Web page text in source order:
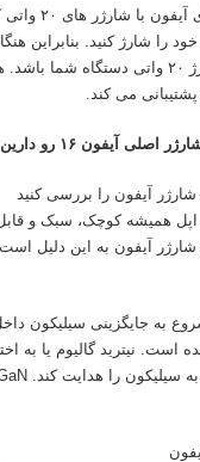
کنید که قادر به شارژ ۲۰ واتی
می کند.
دارین راهکار های زیر رو بررسی کنید.
آیفون را بررسی کنید
همیشه کوچک، سبک و قابل
آیفون به این دلیل
به جایگزینی سیلیکون